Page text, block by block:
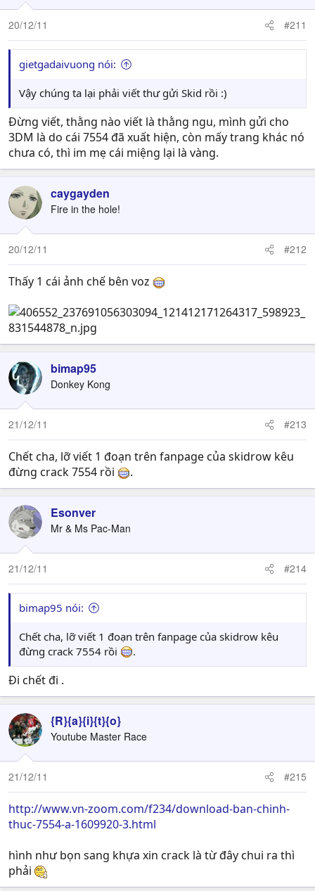
20/12/11 #211
gietgadaivuong nói:
Vậy chúng ta lại phải viết thư gửi Skid rồi :)
Đừng viết, thằng nào viết là thằng ngu, mình gửi cho
3DM là do cái 7554 đã xuất hiện, còn mấy trang khác nó
chưa có, thì im mẹ cái miệng lại là vàng.
caygayden
Fire in the hole!
20/12/11 #212
Thấy 1 cái ảnh chế bên voz
bimap95
Donkey Kong
21/12/11 #213
Chết cha, lỡ viết 1 đoạn trên fanpage của skidrow kêu
đừng crack 7554 rồi
.
Esonver
Mr & Ms Pac-Man
21/12/11 #214
bimap95 nói:
Chết cha, lỡ viết 1 đoạn trên fanpage của skidrow kêu
đừng crack 7554 rồi
.
Đi chết đi .
{R}{a}{i}{t}{o}
Youtube Master Race
21/12/11 #215
http://www.vn-zoom.com/f234/download-ban-chinh-
thuc-7554-a-1609920-3.html
hình như bọn sang khựa xin crack là từ đây chui ra thì
phải